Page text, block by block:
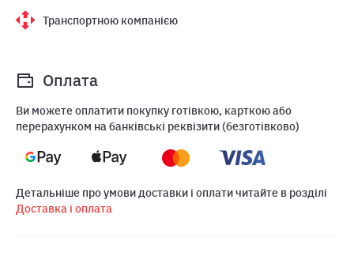
Транспортною компанією
Оплата
Ви можете оплатити покупку готівкою, карткою або
перерахунком на банківські реквізити (безготівково)
Детальніше про умови доставки і оплати читайте в розділі
Доставка і оплата